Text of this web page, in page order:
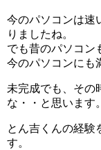
今のパソコンは速
りましたね。
でも昔のパソコン
今のパソコンにも
未完成でも、その
な・・と思います。
とん吉くんの経験
す。